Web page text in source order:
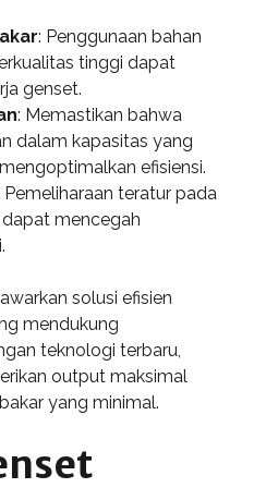
: Penggunaan bahan
tinggi dapat
genset.
: Memastikan bahwa
dalam kapasitas yang
efisiensi.
Pemeliharaan teratur pada
mencegah
solusi efisien
mendukung
teknologi terbaru,
output maksimal
yang minimal.